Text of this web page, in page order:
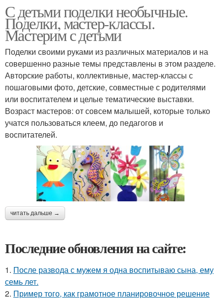
С детьми поделки необычные.
Поделки, мастер-классы.
Мастерим с детьми
Поделки своими руками из различных материалов и на
совершенно разные темы представлены в этом разделе.
Авторские работы, коллективные, мастер-классы с
пошаговыми фото, детские, совместные с родителями
или воспитателем и целые тематические выставки.
Возраст мастеров: от совсем малышей, которые только
учатся пользоваться клеем, до педагогов и
воспитателей.
читать дальше →
Последние обновления на сайте:
1. После развода с мужем я одна воспитываю сына, ему
семь лет.
2. Пример того, как грамотное планировочное решение